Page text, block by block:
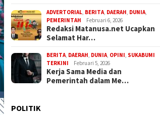
ADVERTORIAL BERITA DAERAH DUNIA
PEMERINTAH
Februari 6, 2026
Redaksi Matanusa.net Ucapkan
Selamat Har…
BERITA DAERAH DUNIA OPINI SUKABUMI
TERKINI
Februari 5, 2026
Kerja Sama Media dan
Pemerintah dalam Me…
POLITIK